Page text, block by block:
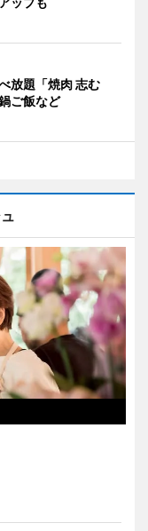
放題「焼肉 志む
ご飯など